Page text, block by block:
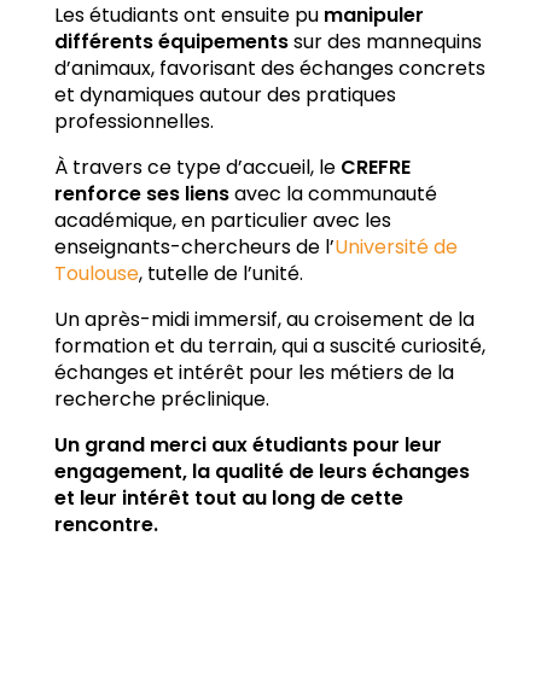
Les étudiants ont ensuite pu manipuler
différents équipementssur des mannequins
d’animaux, favorisant des échanges concrets
et dynamiques autour des pratiques
professionnelles.
À travers ce type d’accueil, le CREFRE
renforce ses liensavec la communauté
académique, en particulier avec les
enseignants-chercheurs de l’Université de
Toulouse, tutelle de l’unité.
Un après-midi immersif, au croisement de la
formation et du terrain, qui a suscité curiosité,
échanges et intérêt pour les métiers de la
recherche préclinique.
Un grand merci aux étudiants pour leur
engagement, la qualité de leurs échanges
et leur intérêt tout au long de cette
rencontre.